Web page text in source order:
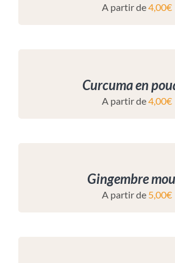
A partir de4,00€
Curcuma en
A partir de4,00€
Gingembre
A partir de 5,00€